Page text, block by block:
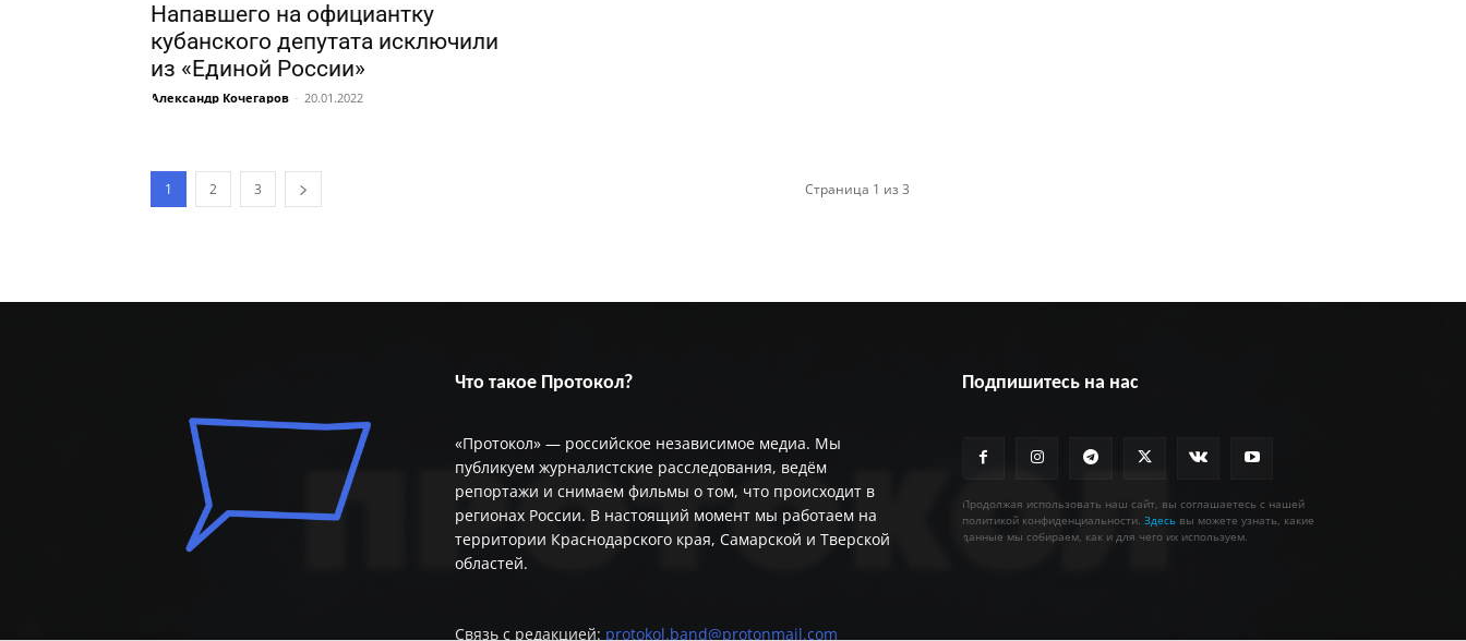
Напавшего на официантку
кубанского депутата исключили
из «Единой России»
Александр Кочегаров - 20.01.2022
1 2 3 Страница 1 из 3
Что такое Протокол?
«Протокол» — российское независимое медиа. Мы
публикуем журналистские расследования, ведём
репортажи и снимаем фильмы о том, что происходит в
регионах России. В настоящий момент мы работаем на
территории Краснодарского края, Самарской и Тверской
областей.
Связь с редакцией: protokol.band@protonmail.com
Подпишитесь на нас
Продолжая использовать наш сайт, вы соглашаетесь с нашей
политикой конфиденциальности. Здесь вы можете узнать, какие
данные мы собираем, как и для чего их используем.